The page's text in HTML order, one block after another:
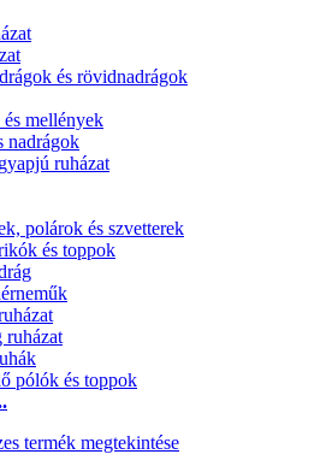
és rövidnadrágok
mellények
nadrágok
ruházat
polárok és szvetterek
és toppok
ruházat
pólók és toppok